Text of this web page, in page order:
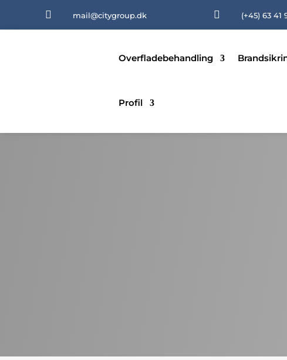
 mail@citygroup.dk  (+45) 63 41
Overfladebehandling
Profil